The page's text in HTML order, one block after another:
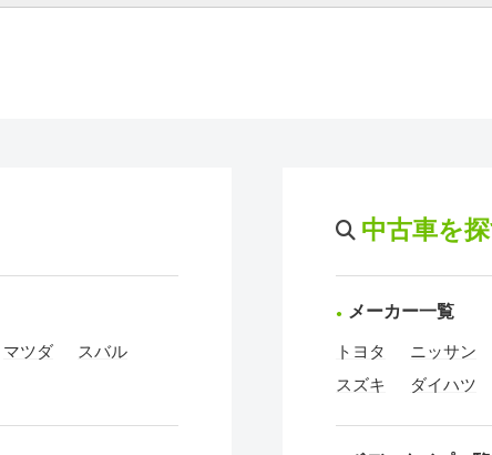
マツダ
スバル
中古車を
メーカー一覧
トヨタ ニッサン
スズキ
ダイハツ